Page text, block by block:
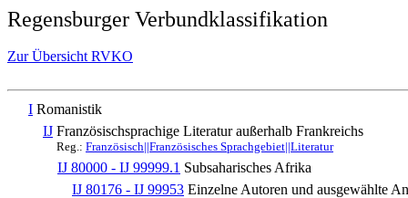
Regensburger Verbundklassifikation
Zur Übersicht RVKO
I Romanistik
IJ Französischsprachige Literatur außerhalb Frankreichs
Reg.: Französisch||Französisches Sprachgebiet||Literatur
IJ 80000 - IJ 99999.1 Subsaharisches Afrika
IJ 80176 - IJ 99953 Einzelne Autoren und ausgewählte